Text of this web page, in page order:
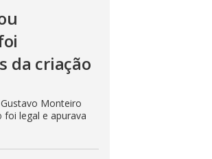
da criação
Monteiro
foi legal e apurava